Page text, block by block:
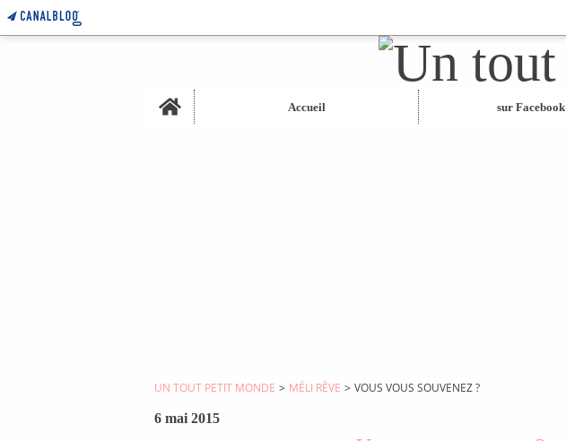
Home
Accueil
sur Facebook
UN TOUT PETIT MONDE > MÉLI RÊVE > VOUS VOUS SOUVENEZ ?
6 mai 2015